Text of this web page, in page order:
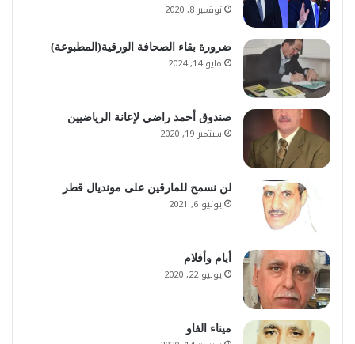
نوفمبر 8, 2020
ضرورة بقاء الصحافة الورقية(المطبوعة)
مايو 14, 2024
صندوق أحمد راضي لإعانة الرياضيين
سبتمبر 19, 2020
لن نسمح للمارقين على مونديال قطر
يونيو 6, 2021
أيام وأفلام
يوليو 22, 2020
ميناء الفاو